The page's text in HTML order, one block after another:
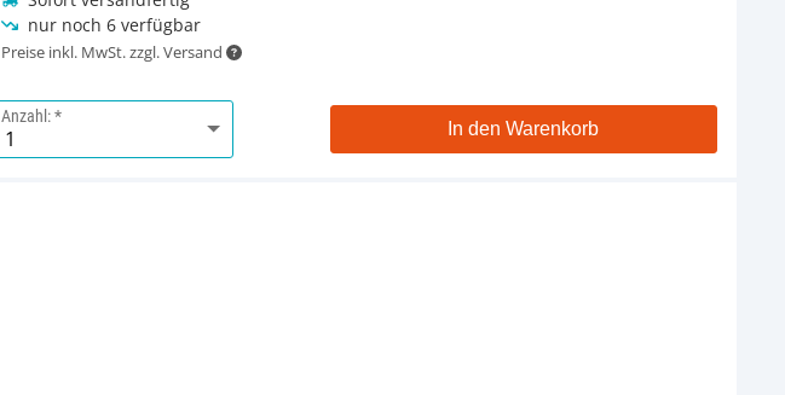
nur noch 6 verfügbar
Preise inkl. MwSt. zzgl. Versand
Anzahl:
In den Warenkorb